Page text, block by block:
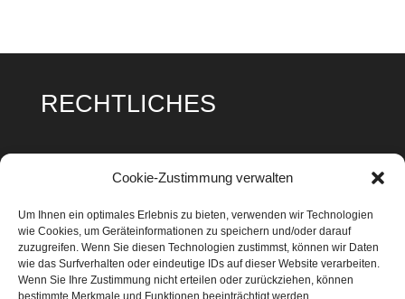
Cookie-Zustimmung verwalten
Um Ihnen ein optimales Erlebnis zu bieten, verwenden wir Technologien
wie Cookies, um Geräteinformationen zu speichern und/oder darauf
zuzugreifen. Wenn Sie diesen Technologien zustimmst, können wir Daten
wie das Surfverhalten oder eindeutige IDs auf dieser Website verarbeiten.
Wenn Sie Ihre Zustimmung nicht erteilen oder zurückziehen, können
bestimmte Merkmale und Funktionen beeinträchtigt werden.
RECHTLICHES
Datenschutz
Cookie Richtlinie